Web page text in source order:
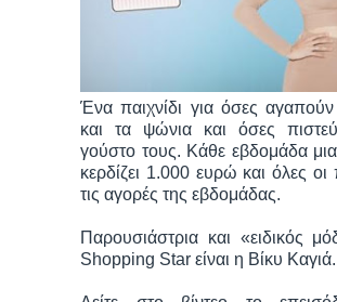
Ένα παιχνίδι για όσες
και τα ψώνια και όσες
γούστο τους. Κάθε εβδομάδα μια
κερδίζει 1.000 ευρώ και όλες οι
τις αγορές της εβδομάδας.
Παρουσιάστρια και «ειδικός
Shopping Star είναι η Βίκυ Καγιά.